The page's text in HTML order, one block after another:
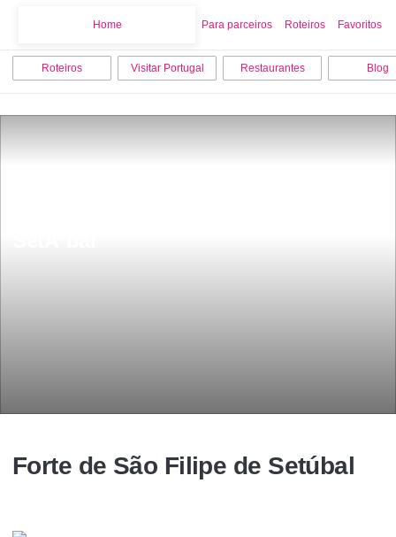
Home Para parceiros Roteiros Favoritos
Roteiros Visitar Portugal Restaurantes Blog
Forte de São Filipe de Setúbal